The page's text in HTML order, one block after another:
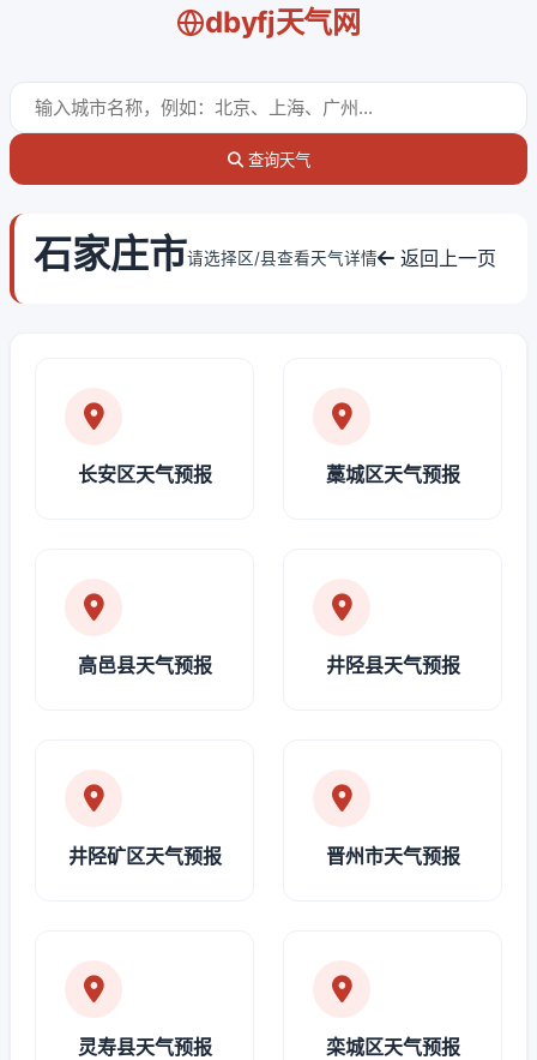
dbyfj天气网
查询天气
石家庄市请选择区/县查看天气详情 返回上一页
长安区天气预报 藁城区天气预报
高邑县天气预报 井陉县天气预报
井陉矿区天气预报 晋州市天气预报
灵寿县天气预报 栾城区天气预报